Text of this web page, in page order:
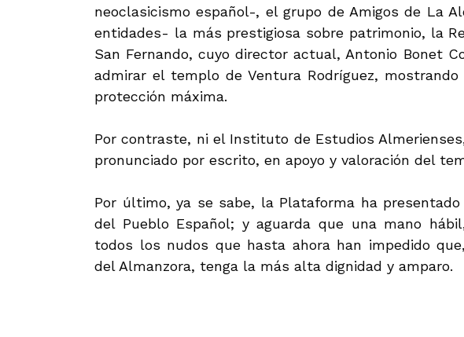
neoclasicismo español-, el grupo de Amigos de La
entidades- la más prestigiosa sobre patrimonio, la
San Fernando, cuyo director actual, Antonio Bonet
admirar el templo de Ventura Rodríguez,
protección máxima.
Por contraste, ni el Instituto de Estudios
pronunciado por escrito, en apoyo y valoración del
Por último, ya se sabe, la Plataforma ha
del Pueblo Español; y aguarda que una mano
todos los nudos que hasta ahora han impedido
del Almanzora, tenga la más alta dignidad y amparo.